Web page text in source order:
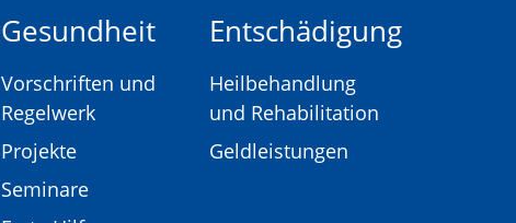
Gesundheit
Vorschriften und
Regelwerk
Projekte
Seminare
Entschädigung
Heilbehandlung
und Rehabilitation
Geldleistungen